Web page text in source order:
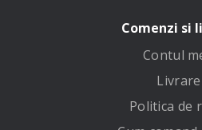
Comenzi si
Contul
Livrare
Politica de